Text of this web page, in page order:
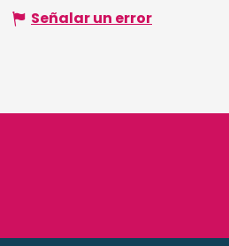
Señalar un error